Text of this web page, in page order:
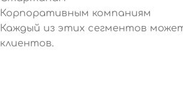
Корпоративным компаниям
Каждый из этих сегментов
клиентов.